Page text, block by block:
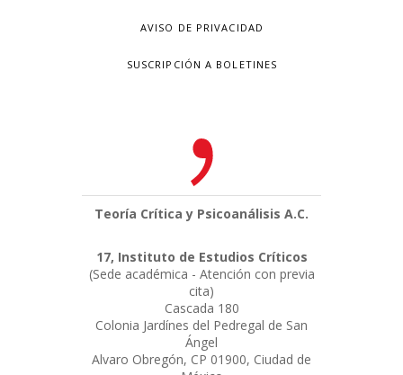
AVISO DE PRIVACIDAD
SUSCRIPCIÓN A BOLETINES
Teoría Crítica y Psicoanálisis A.C.
17, Instituto de Estudios Críticos
(Sede académica - Atención con previa
cita)
Cascada 180
Colonia Jardínes del Pedregal de San
Ángel
Alvaro Obregón, CP 01900, Ciudad de